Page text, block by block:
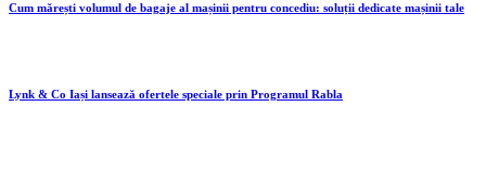
Cum mărești volumul de bagaje al mașinii pentru concediu: soluții dedicate mașinii tale
Lynk & Co Iași lansează ofertele speciale prin Programul Rabla